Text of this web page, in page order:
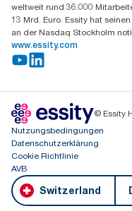
weltweit rund 36.000
13 Mrd. Euro. Essity hat
an der Nasdaq Stockholm
www.essity.com
© Essity
Nutzungsbedingungen
Datenschutzerklärung
Cookie Richtlinie
AVB
Switzerland